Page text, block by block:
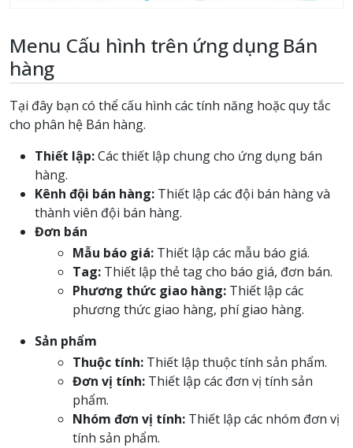
Menu Cấu hình trên ứng dụng Bán
hàng
Tại đây bạn có thể cấu hình các tính năng hoặc quy tắc
cho phân hệ Bán hàng.
Thiết lập:Các thiết lập chung cho ứng dụng bán
hàng.
Kênh đội bán hàng: Thiết lập các đội bán hàng và
thành viên đội bán hàng.
Đơn bán
Mẫu báo giá: Thiết lập các mẫu báo giá.
Tag: Thiết lập thẻ tag cho báo giá, đơn bán.
Phương thức giao hàng: Thiết lập các
phương thức giao hàng, phí giao hàng.
Sản phẩm
Thuộc tính: Thiết lập thuộc tính sản phẩm.
Đơn vị tính: Thiết lập các đơn vị tính sản
phẩm.
Nhóm đơn vị tính: Thiết lập các nhóm đơn vị
tính sản phẩm.